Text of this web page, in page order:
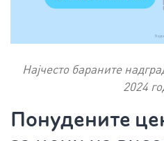
Најчесто бараните
2024
Понудените